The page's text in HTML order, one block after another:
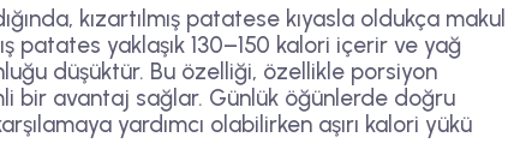
kızartılmış patatese kıyasla oldukça makul
patates yaklaşık 130–150 kalori içerir ve yağ
düşüktür. Bu özelliği, özellikle porsiyon
bir avantaj sağlar. Günlük öğünlerde doğru
yardımcı olabilirken aşırı kalori yükü